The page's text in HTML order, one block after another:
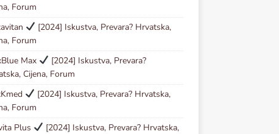
Forum
[2024] Iskustva, Prevara? Hrvatska,
Forum
Max
[2024] Iskustva, Prevara?
Cijena, Forum
[2024] Iskustva, Prevara? Hrvatska,
Forum
Plus
[2024] Iskustva, Prevara? Hrvatska,